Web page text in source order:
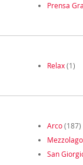
Prensa
Relax(1)
Arco(187)
Mezzolago
San